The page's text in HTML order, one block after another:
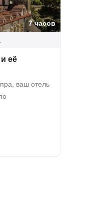
7 часов
её
ваш отель